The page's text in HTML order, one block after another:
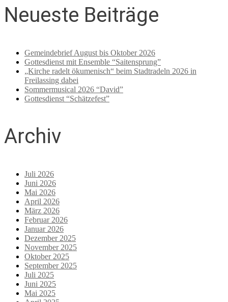
Neueste Beiträge
Gemeindebrief August bis Oktober 2026
Gottesdienst mit Ensemble “Saitensprung”
„Kirche radelt ökumenisch“ beim Stadtradeln 2026 in
Freilassing dabei
Sommermusical 2026 “David”
Gottesdienst “Schätzefest”
Archiv
Juli 2026
Juni 2026
Mai 2026
April 2026
März 2026
Februar 2026
Januar 2026
Dezember 2025
November 2025
Oktober 2025
September 2025
Juli 2025
Juni 2025
Mai 2025